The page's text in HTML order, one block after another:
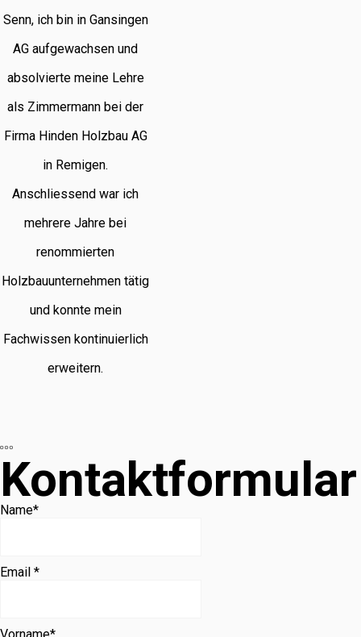
Senn, ich bin in Gansingen
AG aufgewachsen und
absolvierte meine Lehre
als Zimmermann bei der
Firma Hinden Holzbau AG
in Remigen.
Anschliessend war ich
mehrere Jahre bei
renommierten
Holzbauunternehmen tätig
und konnte mein
Fachwissen kontinuierlich
erweitern.
Kontaktformular
Name*
Email *